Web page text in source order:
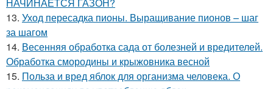
НАЧИНАЕТСЯ ГАЗОН?
13. Уход пересадка пионы. Выращивание пионов – шаг
за шагом
14. Весенняя обработка сада от болезней и вредителей.
Обработка смородины и крыжовника весной
15. Польза и вред яблок для организма человека. О